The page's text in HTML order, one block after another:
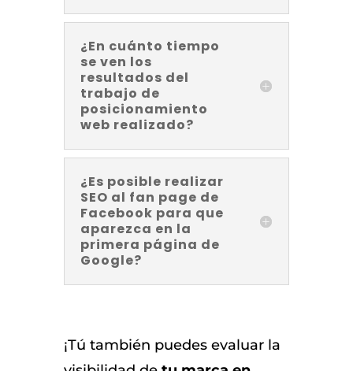
¿En cuánto tiempo
se ven los
resultados del
trabajo de
posicionamiento
web realizado?
¿Es posible realizar
SEO al fan page de
Facebook para que
aparezca en la
primera página de
Google?
¡Tú también puedes evaluar la